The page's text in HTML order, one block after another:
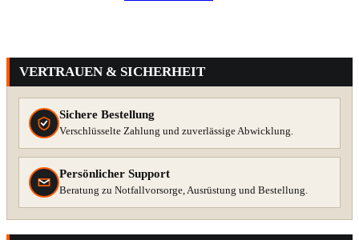
VERTRAUEN & SICHERHEIT
Sichere Bestellung
Verschlüsselte Zahlung und zuverlässige Abwicklung.
Persönlicher Support
Beratung zu Notfallvorsorge, Ausrüstung und Bestellung.